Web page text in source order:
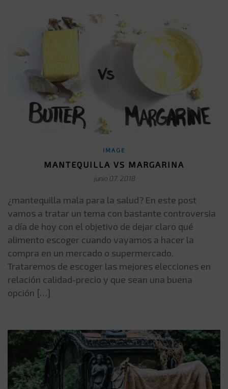
IMAGE
MANTEQUILLA VS MARGARINA
junio 07, 2018
¿mantequilla mala para la salud? En este post
vamos a tratar un tema con bastante controversia
a día de hoy con el objetivo de dejar claro qué
alimento escoger cuando vayamos a hacer la
compra en un mercado o supermercado.
Trataremos de escoger las mejores elecciones en
relación calidad-precio y que sean una buena
opción […]